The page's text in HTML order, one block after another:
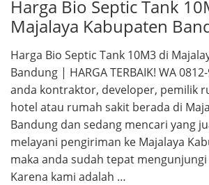
Harga Bio Septic Tank
Majalaya Kabupaten
Harga Bio Septic Tank 10M3 di
Bandung | HARGA TERBAIK! WA
anda kontraktor, developer, pemilik
hotel atau rumah sakit berada di
Bandung dan sedang mencari yang
melayani pengiriman ke Majalaya
maka anda sudah tepat
Karena kami adalah …